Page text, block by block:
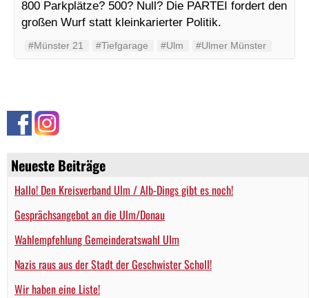
Neueste Beiträge
Hallo! Den Kreisverband Ulm / Alb-Dings gibt es noch!
Gesprächsangebot an die Ulm/Donau
Wahlempfehlung Gemeinderatswahl Ulm
Nazis raus aus der Stadt der Geschwister Scholl!
Wir haben eine Liste!
800 Parkplätze? 500? Null? Die PARTEI fordert den
großen Wurf statt kleinkarierter Politik.
#Münster 21 #Tiefgarage #Ulm #Ulmer Münster